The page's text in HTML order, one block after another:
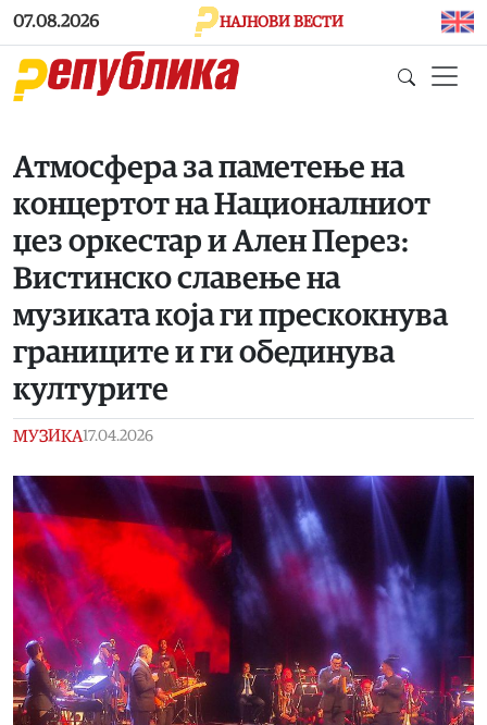
Skip to main content
07.08.2026 НАЈНОВИ ВЕСТИ
Атмосфера за паметење на
концертот на Националниот
џез оркестар и Ален Перез:
Вистинско славење на
музиката која ги прескокнува
границите и ги обединува
културите
МУЗИКА17.04.2026